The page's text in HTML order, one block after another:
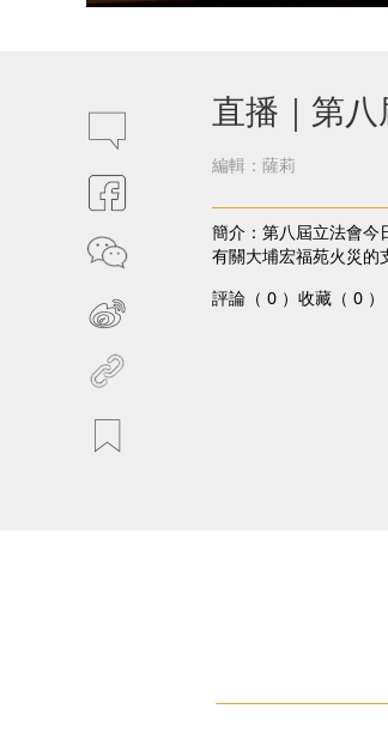
直播｜第
編輯：薩莉
簡介：第八屆立法會今
有關大埔宏福苑火災的
評論（ 0 ） 收藏（ 0 ）